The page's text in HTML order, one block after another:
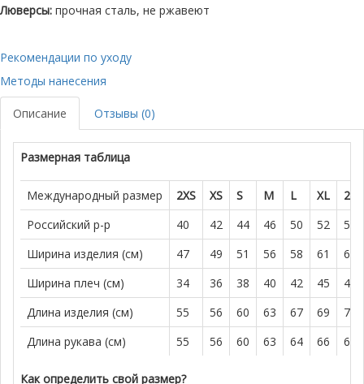
Люверсы: прочная сталь, не ржавеют
Рекомендации по уходу
Методы нанесения
Описание Отзывы (0)
Размерная таблица
Международный размер 2XS XS S M L XL
2XL
Российский р-р
40 42 44 46 50 52
54-
Ширина изделия (см)
47 49 51 56 58 61
65
Ширина плеч (см)
34 36 38 40 42 45
47
Длина изделия (см)
55 56 60 63 67 69
72
Длина рукава (см)
55 56 60 63 64 66 68
Как определить свой размер?